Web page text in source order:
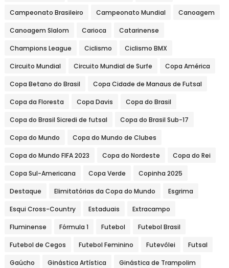
Campeonato Brasileiro Campeonato Mundial Canoagem
Canoagem Slalom Carioca Catarinense
Champions League Ciclismo Ciclismo BMX
Circuito Mundial Circuito Mundial de Surfe Copa América
Copa Betano do Brasil Copa Cidade de Manaus de Futsal
Copa da Floresta Copa Davis Copa do Brasil
Copa do Brasil Sicredi de futsal Copa do Brasil Sub-17
Copa do Mundo Copa do Mundo de Clubes
Copa do Mundo FIFA 2023 Copa do Nordeste Copa do Rei
Copa Sul-Americana Copa Verde Copinha 2025
Destaque Elimitatórias da Copa do Mundo Esgrima
Esqui Cross-Country Estaduais Extracampo
Fluminense Fórmula 1 Futebol Futebol Brasil
Futebol de Cegos Futebol Feminino Futevôlei Futsal
Gaúcho Ginástica Artística Ginástica de Trampolim